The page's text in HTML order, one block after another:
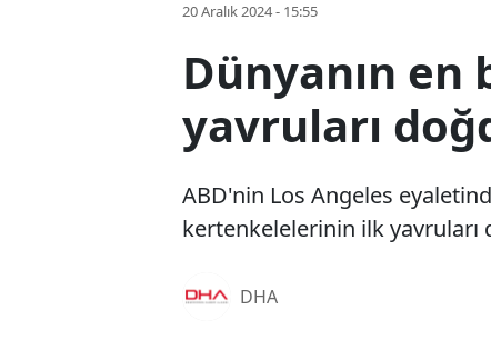
20 Aralık 2024 - 15:55
Dünyanın
yavruları
ABD'nin Los Angeles
kertenkelelerinin ilk yavruları
DHA